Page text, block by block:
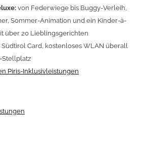
: von Federwiege bis Buggy-Verleih,
Sommer-Animation und ein Kinder-à-
über 20 Lieblingsgerichten
Südtirol Card, kostenloses WLAN überall
Stellplatz
Piris-Inklusivleistungen